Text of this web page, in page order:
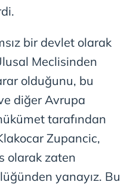
bir devlet olarak
Meclisinden
olduğunu, bu
diğer Avrupa
tarafından
Zupancic,
olarak zaten
yanayız. Bu